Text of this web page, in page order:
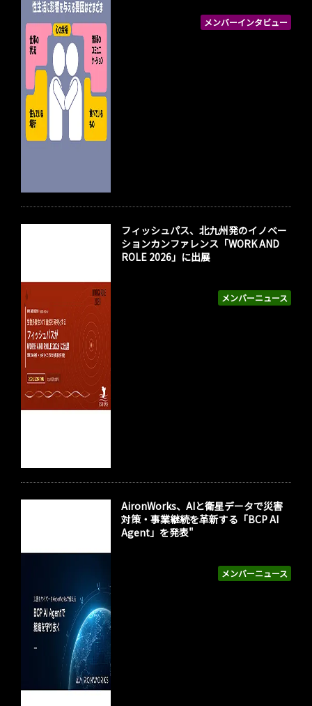
メンバーインタビュー
メンバーニュース
フィッシュパス、北九州発のイノベー
ションカンファレンス「WORK AND
ROLE 2026」に出展
メンバーニュース
AironWorks、AIと衛星データで災害
対策・事業継続を革新する「BCP AI
Agent」を発表"